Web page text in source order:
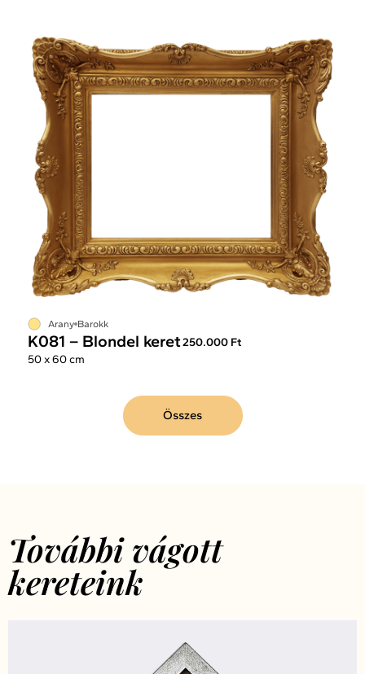
Arany Barokk
K081 – Blondel keret250.000 Ft
50 x 60 cm
Összes
További vágott
kereteink